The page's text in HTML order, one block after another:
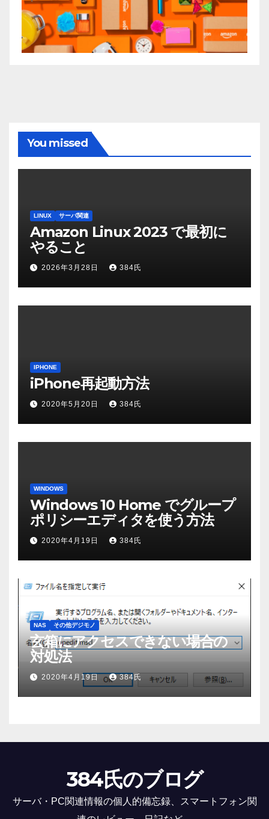
You missed
LINUX サーバ関連
Amazon Linux 2023 で最初に
やること
2026年3月28日 384氏
IPHONE
iPhone再起動方法
2020年5月20日 384氏
WINDOWS
Windows 10 Home でグループ
ポリシーエディタを使う方法
2020年4月19日 384氏
NAS その他デジモノ
玄箱にアクセスできない場合の
対処法
2020年4月19日 384氏
384氏のブログ
サーバ・PC関連情報の個人的備忘録、スマートフォン関